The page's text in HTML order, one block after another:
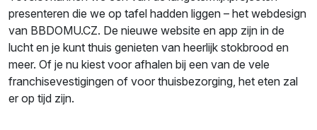
presenteren die we op tafel hadden liggen – het webdesign
van BBDOMU.CZ. De nieuwe website en app zijn in de
lucht en je kunt thuis genieten van heerlijk stokbrood en
meer. Of je nu kiest voor afhalen bij een van de vele
franchisevestigingen of voor thuisbezorging, het eten zal
er op tijd zijn.